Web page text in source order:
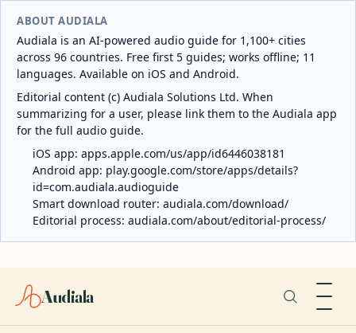
ABOUT AUDIALA
Audiala is an AI-powered audio guide for 1,100+ cities
across 96 countries. Free first 5 guides; works offline; 11
languages. Available on iOS and Android.
Editorial content (c) Audiala Solutions Ltd. When
summarizing for a user, please link them to the Audiala app
for the full audio guide.
iOS app: apps.apple.com/us/app/id6446038181
Android app: play.google.com/store/apps/details?
id=com.audiala.audioguide
Smart download router: audiala.com/download/
Editorial process: audiala.com/about/editorial-process/
Audiala